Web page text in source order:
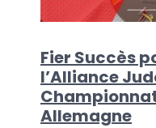
Fier Succès
l’Alliance
Allemagne